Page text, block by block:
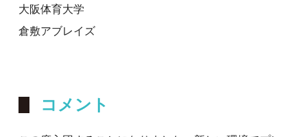
大阪体育大学
倉敷アブレイズ
コメント